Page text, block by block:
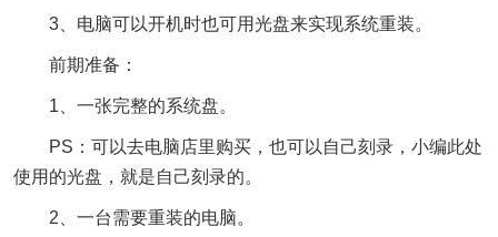
3、电脑可以开机时也可用光盘来实现系统重装。
前期准备：
1、一张完整的系统盘。
PS：可以去电脑店里购买，也可以自己刻录，小编此处
使用的光盘，就是自己刻录的。
2、一台需要重装的电脑。